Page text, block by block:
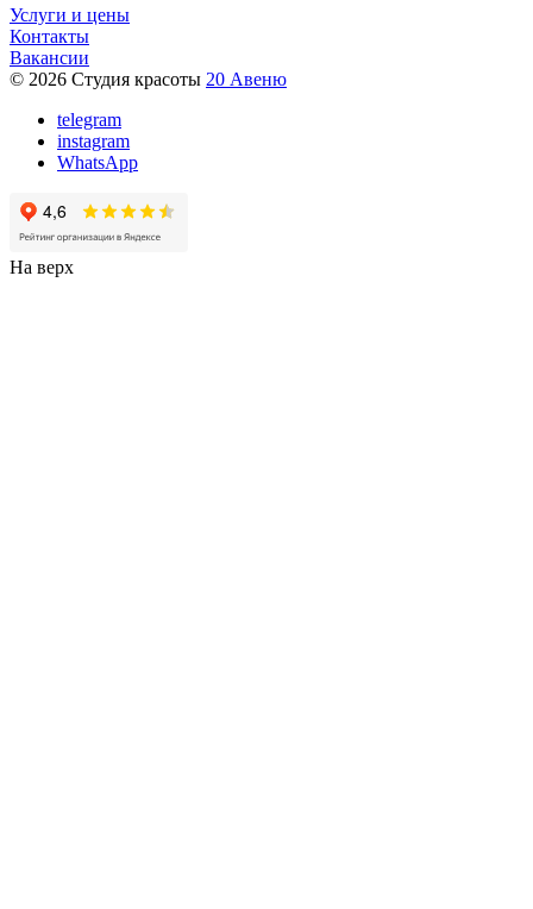
Услуги и цены
Контакты
Вакансии
© 2026 Студия красоты 20 Авеню
telegram
instagram
WhatsApp
На верх